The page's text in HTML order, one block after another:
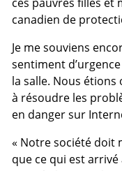
canadien de
Je me souviens
sentiment
la salle. Nous
à résoudre les
en danger sur
« Notre société
que ce qui est